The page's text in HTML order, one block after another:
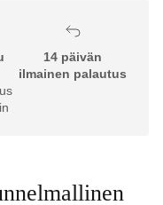
14 päivän
ilmainen palautus